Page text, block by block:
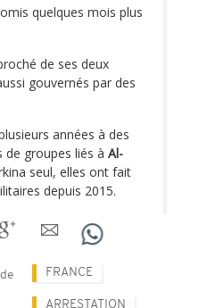
quelques mois plus
de ses deux
gouvernés par des
années à des
de groupes liés à Al-
seul, elles ont fait
depuis 2015.
FRANCE
ARRESTATION